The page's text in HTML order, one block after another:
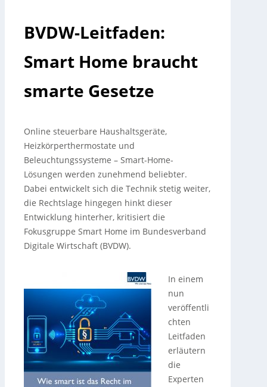
BVDW-Leitfaden:
Smart Home braucht
smarte Gesetze
Online steuerbare Haushaltsgeräte,
Heizkörperthermostate und
Beleuchtungssysteme – Smart-Home-
Lösungen werden zunehmend beliebter.
Dabei entwickelt sich die Technik stetig weiter,
die Rechtslage hingegen hinkt dieser
Entwicklung hinterher, kritisiert die
Fokusgruppe Smart Home im Bundesverband
Digitale Wirtschaft (BVDW).
In einem
nun
veröffentli
chten
Leitfaden
erläutern
die
Experten